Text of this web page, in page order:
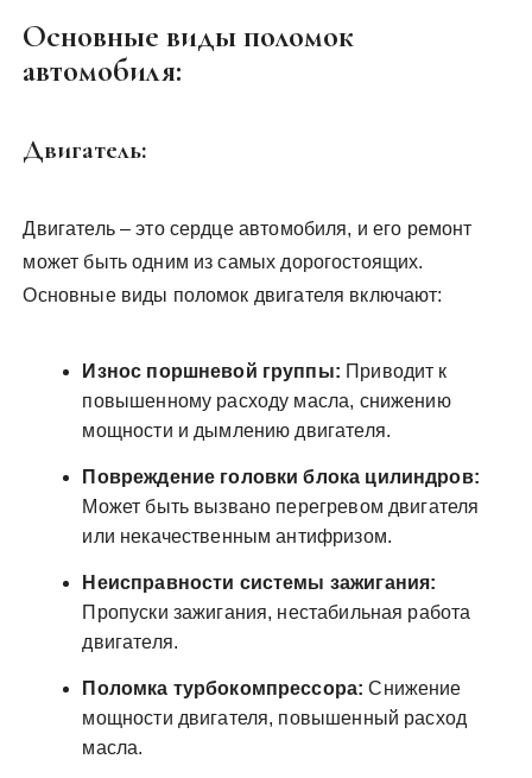
Основные виды поломок
автомобиля:
Двигатель:
Двигатель – это сердце автомобиля, и его ремонт
может быть одним из самых дорогостоящих.
Основные виды поломок двигателя включают:
Износ поршневой группы: Приводит к
повышенному расходу масла, снижению
мощности и дымлению двигателя.
Повреждение головки блока цилиндров:
Может быть вызвано перегревом двигателя
или некачественным антифризом.
Неисправности системы зажигания:
Пропуски зажигания, нестабильная работа
двигателя.
Поломка турбокомпрессора: Снижение
мощности двигателя, повышенный расход
масла.